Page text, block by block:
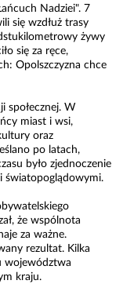
Nadziei". 7
się wzdłuż trasy
żywy
się za ręce,
Opolszczyzna chce
społecznej. W
miast i wsi,
oraz
po latach,
było zjednoczenie
światopoglądowymi.
że wspólnota
za ważne.
rezultat. Kilka
województwa
kraju.